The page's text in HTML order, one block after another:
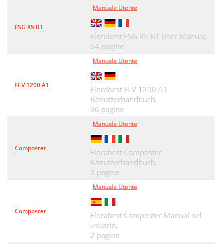
FSG 85 B1
Manuale Utente
Florabest FSG 85 B1 User Manual,
64 pagine
FLV 1200 A1
Manuale Utente
Florabest FLV 1200 A1
Benutzerhandbuch,
36 pagine
Composter
Manuale Utente
Florabest Composter
Benutzerhandbuch,
2 pagine
Composter
Manuale Utente
Florabest Composter Manual del
usuario,
2 pagine